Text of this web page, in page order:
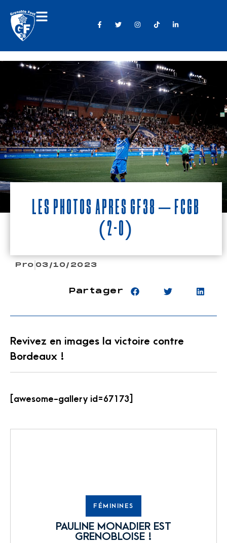
Les photos après GF38 – FCGB
(2-0)
Pro 03/10/2023
Partager
Revivez en images la victoire contre
Bordeaux !
[awesome-gallery id=67173]
FÉMININES
PAULINE MONADIER EST
GRENOBLOISE !